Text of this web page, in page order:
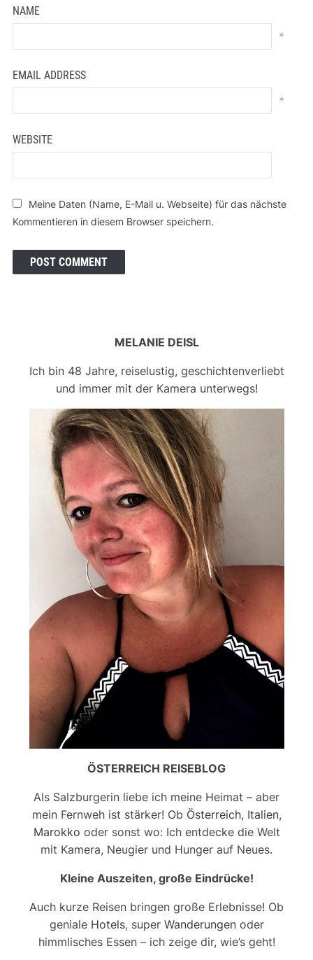
NAME
*
EMAIL ADDRESS
*
WEBSITE
Meine Daten (Name, E-Mail u. Webseite) für das nächste
Kommentieren in diesem Browser speichern.
MELANIE DEISL
Ich bin 48 Jahre, reiselustig, geschichtenverliebt
und immer mit der Kamera unterwegs!
ÖSTERREICH REISEBLOG
Als Salzburgerin liebe ich meine Heimat – aber
mein Fernweh ist stärker! Ob Österreich, Italien,
Marokko oder sonst wo: Ich entdecke die Welt
mit Kamera, Neugier und Hunger auf Neues.
Kleine Auszeiten, große Eindrücke!
Auch kurze Reisen bringen große Erlebnisse! Ob
geniale Hotels, super Wanderungenoder
himmlisches Essen – ich zeige dir, wie’s geht!